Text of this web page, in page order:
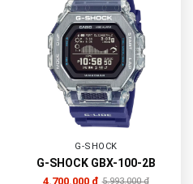
G-SHOCK
G-SHOCK GBX-100-2B
4.700.000 đ 5.993.000 đ